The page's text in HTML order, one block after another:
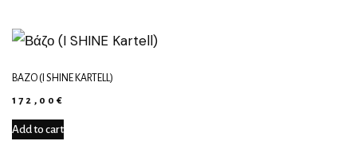
ΒΆΖΟ (I SHINE KARTELL)
172,00€
Add to cart